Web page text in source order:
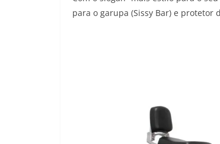
para o garupa (Sissy Bar) e protetor